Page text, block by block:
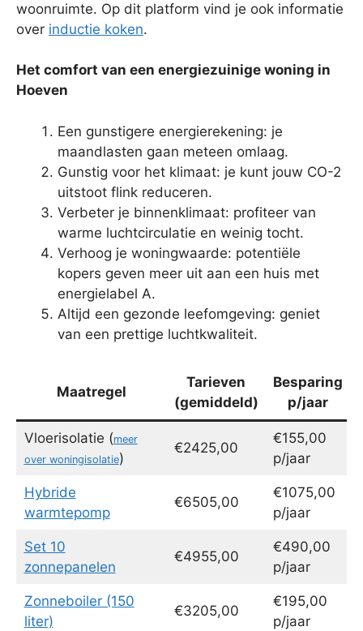
woonruimte. Op dit platform vind je ook informatie
over inductie koken.
Het comfort van een energiezuinige woning in
Hoeven
Een gunstigere energierekening: je
maandlasten gaan meteen omlaag.
Gunstig voor het klimaat: je kunt jouw CO-2
uitstoot flink reduceren.
Verbeter je binnenklimaat: profiteer van
warme luchtcirculatie en weinig tocht.
Verhoog je woningwaarde: potentiële
kopers geven meer uit aan een huis met
energielabel A.
Altijd een gezonde leefomgeving: geniet
van een prettige luchtkwaliteit.
Maatregel
Tarieven
(gemiddeld)
Besparing
p/jaar
Vloerisolatie (meer
over woningisolatie)
€2425,00
€155,00
p/jaar
Hybride
warmtepomp
€6505,00
€1075,00
p/jaar
Set 10
zonnepanelen
€4955,00
€490,00
p/jaar
Zonneboiler (150
liter)
€3205,00
€195,00
p/jaar